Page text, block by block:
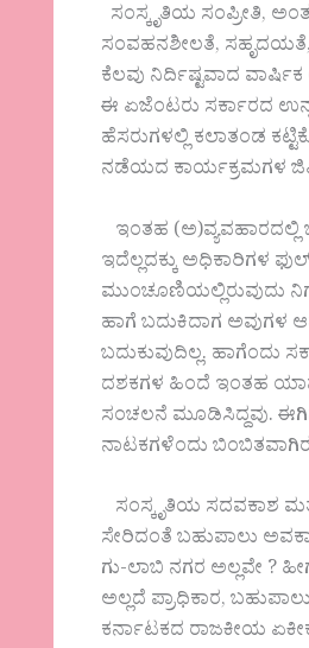
ಸಂಸ್ಕೃತಿಯ ಸಂಪ್ರೀತಿ,
ಸಂವಹನಶೀಲತೆ, ಸಹೃದಯತೆ,
ಕೆಲವು ನಿರ್ದಿಷ್ಟವಾದ
ಈ ಏಜೆಂಟರು ಸರ್ಕಾರದ
ಹೆಸರುಗಳಲ್ಲಿ ಕಲಾತಂಡ
ನಡೆಯದ ಕಾರ್ಯಕ್ರಮಗಳ
ಇಂತಹ (ಅ)ವ್ಯವಹಾರದಲ್ಲಿ
ಇದೆಲ್ಲದಕ್ಕು ಅಧಿಕಾರಿಗಳ
ಮುಂಚೂಣಿಯಲ್ಲಿರುವುದು
ಹಾಗೆ ಬದುಕಿದಾಗ ಅವುಗಳ
ಬದುಕುವುದಿಲ್ಲ. ಹಾಗೆಂದು
ದಶಕಗಳ ಹಿಂದೆ ಇಂತಹ ಯಾವ
ಸಂಚಲನೆ ಮೂಡಿಸಿದ್ದವು.
ನಾಟಕಗಳೆಂದು
ಸಂಸ್ಕೃತಿಯ ಸದವಕಾಶ
ಸೇರಿದಂತೆ ಬಹುಪಾಲು
ಗು-ಲಾಬಿ ನಗರ ಅಲ್ಲವೇ ?
ಅಲ್ಲದೆ ಪ್ರಾಧಿಕಾರ,
ಕರ್ನಾಟಕದ ರಾಜಕೀಯ